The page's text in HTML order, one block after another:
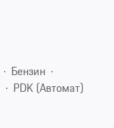
Бензин
PDK (Автомат)